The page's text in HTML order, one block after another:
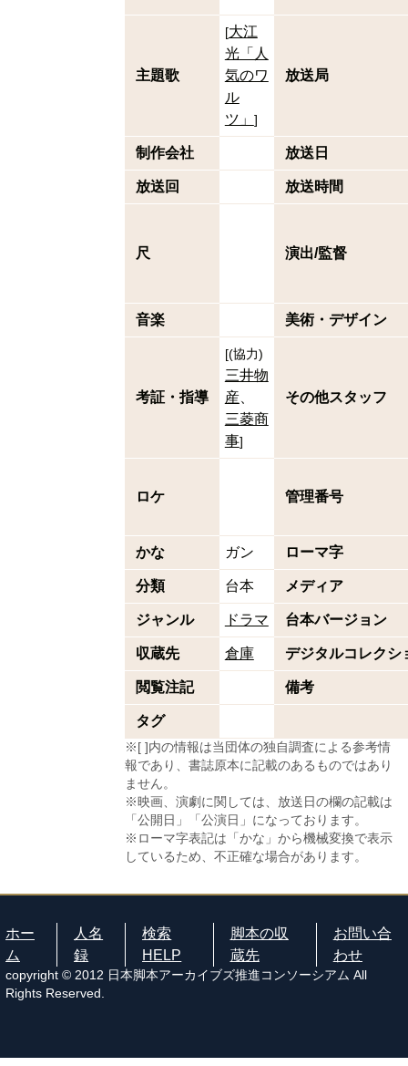
主題歌
[大江
光「人
気のワ
ル
ツ」 ]
放送局
制作会社 放送日
放送回 放送時間
尺 演出/監督
音楽 美術・デザイン
考証・指導
[(協力)
三井物
産
三菱商
事]
その他スタッフ
ロケ 管理番号
かな ガン ローマ字
分類 台本 メディア
ジャンル ドラマ 台本バージョン
収蔵先 倉庫 デジタルコレクシ
閲覧注記 備考
タグ
※[ ]内の情報は当団体の独自調査による参考情
報であり、書誌原本に記載のあるものではあり
ません。
※映画、演劇に関しては、放送日の欄の記載は
「公開日」「公演日」になっております。
※ローマ字表記は「かな」から機械変換で表示
しているため、不正確な場合があります。
ホー
ム
人名
録
検索
HELP
脚本の収
蔵先
お問い合
わせ
copyright © 2012 日本脚本アーカイブズ推進コンソーシアム All
Rights Reserved.